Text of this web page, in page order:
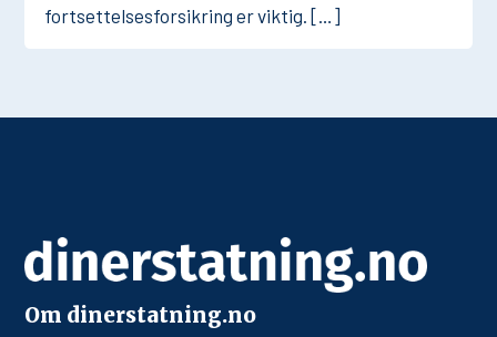
fortsettelsesforsikring er viktig. […]
Om dinerstatning.no